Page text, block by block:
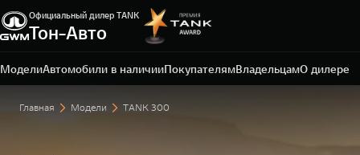
Официальный дилер TANK
Тон-Авто
МоделиАвтомобили в наличииПокупателямВладельцамО дилере
Тольятти, ул. Воскресенская, д. 16, стр. 1
+7 (8482) 20-54-74
Главная Модели TANK 300